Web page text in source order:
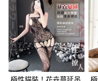
極性貓裝！花卉蔓延吊